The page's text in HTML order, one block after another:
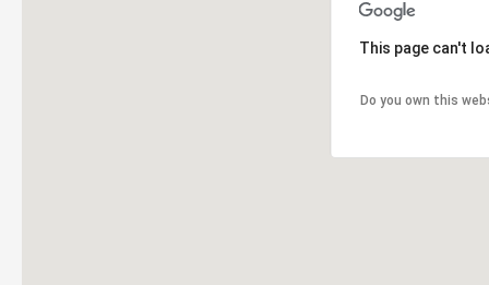
This page can't
Do you own this